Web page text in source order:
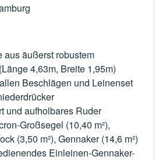
aus äußerst robustem
4,63m, Breite 1,95m)
Beschlägen und Leinenset
und aufholbares Ruder
(10,40 m²),
(3,50 m²), Gennaker (14,6 m²)
Einleinen-Gennaker-